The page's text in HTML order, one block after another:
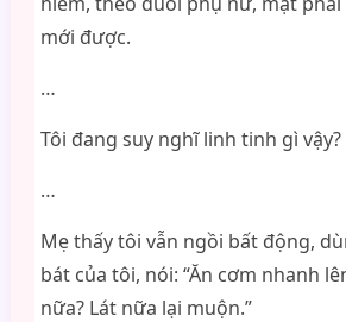
mới được.
…
Tôi đang suy nghĩ linh tinh gì vậy?
…
Mẹ thấy tôi vẫn ngồi bất động,
bát của tôi, nói: “Ăn cơm nhanh
nữa? Lát nữa lại muộn.”